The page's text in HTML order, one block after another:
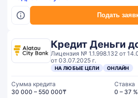
Подать
Кредит Деньги
Лицензия № 1.1.998.132 от
от 03.07.2025 г.
НА ЛЮБЫЕ ЦЕЛИ ОНЛАЙН
Сумма кредита
30 000 – 550 000₸
Ставка
0 – 37 %